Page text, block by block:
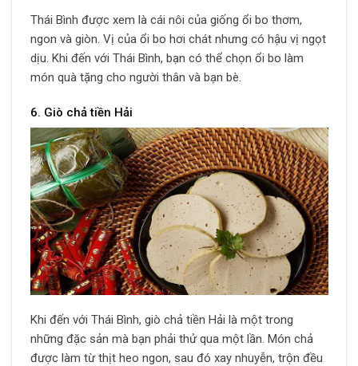
Thái Bình được xem là cái nôi của giống ổi bo thơm,
ngon và giòn. Vị của ổi bo hơi chát nhưng có hậu vị ngọt
dịu. Khi đến với Thái Bình, bạn có thể chọn ổi bo làm
món quà tặng cho người thân và bạn bè.
6. Giò chả tiền Hải
Khi đến với Thái Bình, giò chả tiền Hải là một trong
những đặc sản mà bạn phải thử qua một lần. Món chả
được làm từ thịt heo ngon, sau đó xay nhuyễn, trộn đều